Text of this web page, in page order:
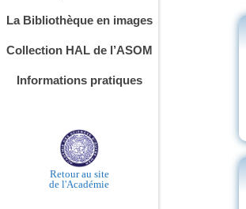
La Bibliothèque en images
Collection HAL de l’ASOM
Informations pratiques
Retour au site
de l'Académie